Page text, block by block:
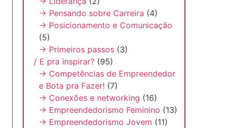
→ Pensando sobre Carreira (4)
→ Posicionamento e Comunicação
(5)
→ Primeiros passos (3)
/ E pra inspirar? (95)
→ Competências de Empreendedor
e Bota pra Fazer! (7)
→ Conexões e networking (16)
→ Empreendedorismo Feminino (13)
→ Empreendedorismo Jovem (11)